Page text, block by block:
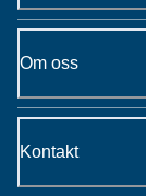
Om oss
Kontakt